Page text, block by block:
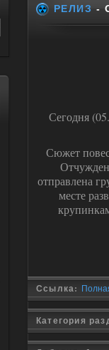
РЕЛИЗ -
Сегодня
Сюжет
отправлена
месте
Ссылка:
Категория